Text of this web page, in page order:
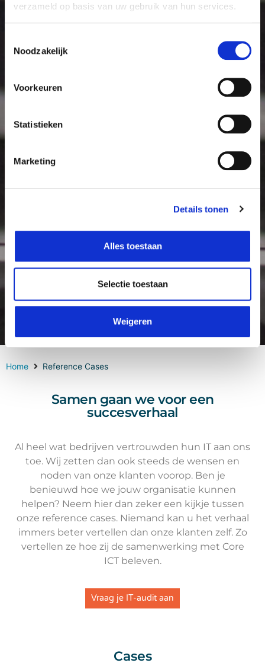
verzameld op basis van uw gebruik van hun services.
Noodzakelijk
Voorkeuren
Statistieken
Marketing
Details tonen
Alles toestaan
Selectie toestaan
Weigeren
Cases
Home Reference Cases
Samen gaan we voor een
succesverhaal
Al heel wat bedrijven vertrouwden hun IT aan ons
toe. Wij zetten dan ook steeds de wensen en
noden van onze klanten voorop. Ben je
benieuwd hoe we jouw organisatie kunnen
helpen? Neem hier dan zeker een kijkje tussen
onze reference cases. Niemand kan u het verhaal
immers beter vertellen dan onze klanten zelf. Zo
vertellen ze hoe zij de samenwerking met Core
ICT beleven.
Vraag je IT-audit aan
Cases